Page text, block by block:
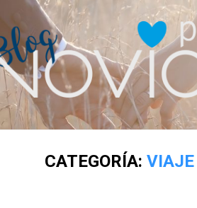
CATEGORÍA: VIAJE